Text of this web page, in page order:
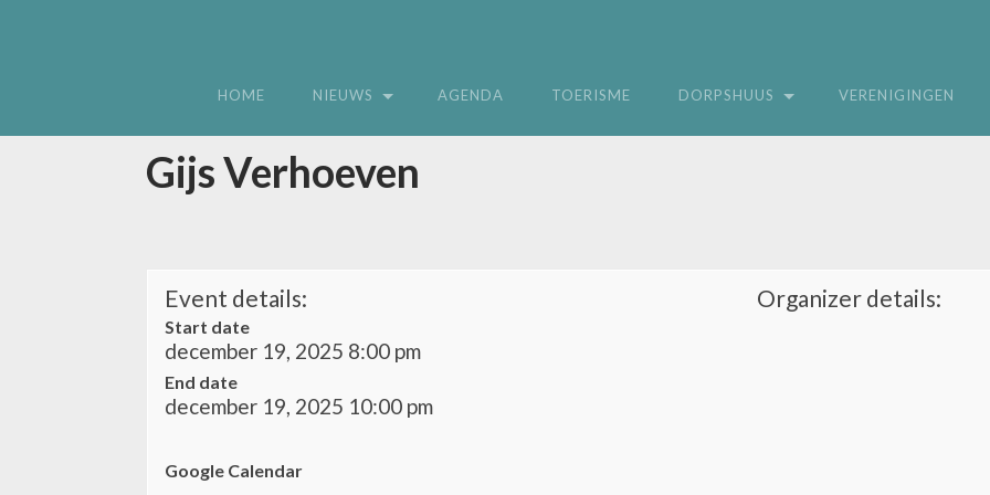
HOME NIEUWS AGENDA TOERISME DORPSHUUS VERENIGINGEN
Gijs Verhoeven
Event details:
Start date
december 19, 2025 8:00 pm
End date
december 19, 2025 10:00 pm
Google Calendar
Organizer details: